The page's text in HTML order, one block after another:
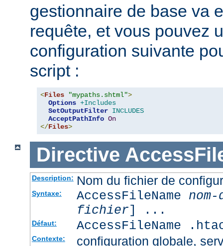
gestionnaire de base va
requête, et vous pouvez
configuration suivante
script :
<Files "mypaths.shtml">
Options +Includes
SetOutputFilter INCLUDES
AcceptPathInfo On
</Files>
Directive
Description: Nom du fichier de
Syntaxe: AccessFileName
fichier] ...
Défaut: AccessFileName
Contexte: configuration globale,